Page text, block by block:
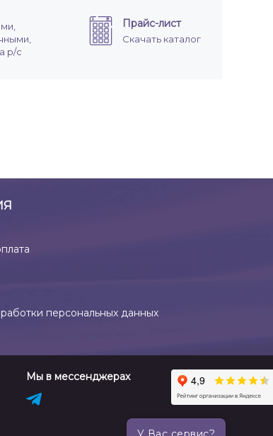
р/с
Прайс-лист
Скачать каталог
персональных данных
Мы в мессенджерах